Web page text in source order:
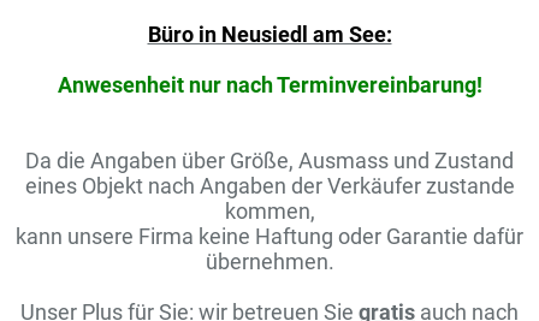
74.000,00 EUR
Büro in Neusiedl am See:
Anwesenheit nur nachTerminvereinbarung!
Da die Angaben über Größe, Ausmass und Zustand
eines Objekt nach Angaben der Verkäufer zustande
kommen,
kann unsere Firma keine Haftung oder Garantie dafür
übernehmen.
Unser Plus für Sie: wir betreuen Sie gratis auch nach